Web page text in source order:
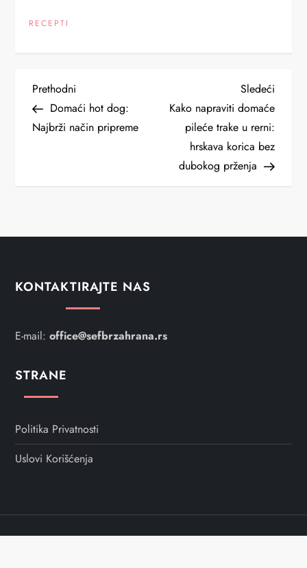
RECEPTI
K
r
j
l
a
n
a
Previous
Post
Prethodni
Domaći hot dog:
Najbrži način pripreme
Next
Post
Sledeći
Kako napraviti domaće
pileće trake u rerni:
hrskava korica bez
dubokog prženja
KONTAKTIRAJTE NAS
E-mail:office@sefbrzahrana.rs
STRANE
Politika Privatnosti
Uslovi Korišćenja